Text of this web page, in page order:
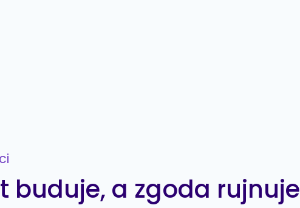
buduje, a zgoda rujnuje